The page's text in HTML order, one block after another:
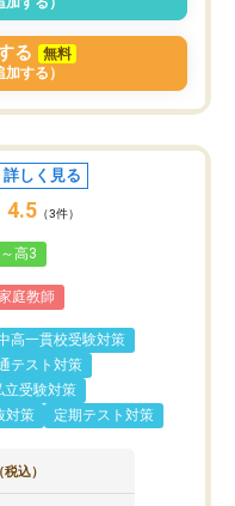
る
無料
加する）
詳しく見る
4.5 （3件）
高3
庭教師
高一貫校受験対策
テスト対策
立受験対策
対策
定期テスト対策
（税込）